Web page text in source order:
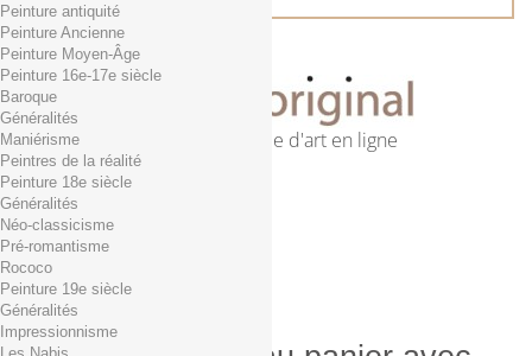
Rechercher
Première librairie d'art en ligne
Panier (vide)
Aucun produit
0,01€ dès 29€ d'achat
0,00 € Total
Commander
Peinture antiquité
Peinture Ancienne
Peinture Moyen-Âge
Peinture 16e-17e siècle
Baroque
Généralités
Maniérisme
Peintres de la réalité
Peinture 18e siècle
Généralités
Néo-classicisme
Pré-romantisme
Rococo
Peinture 19e siècle
Généralités
Impressionnisme